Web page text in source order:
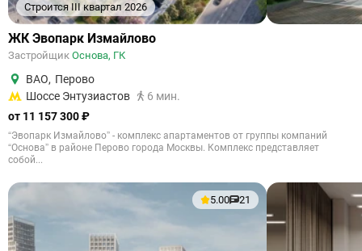
Строится III квартал 2026
ЖК Эвопарк Измайлово
Застройщик Основа, ГК
ВАО, Перово
Шоссе Энтузиастов
6 мин.
от 11 157 300 ₽
“Эвопарк Измайлово” - комплекс апартаментов от группы компаний
“Основа” в районе Перово города Москвы. Комплекс представляет
собой...
5.00 21